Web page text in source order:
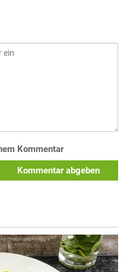
Kommentar
Kommentar abgeben